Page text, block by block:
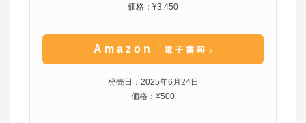
価格：¥3,450
Amazon 「電子書籍」
発売日：2025年6月24日
価格：¥500